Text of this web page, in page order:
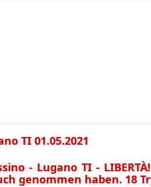
TI 01.05.2021
- Lugano TI -
genommen haben. 18